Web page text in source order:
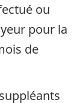
ou
pour la
de